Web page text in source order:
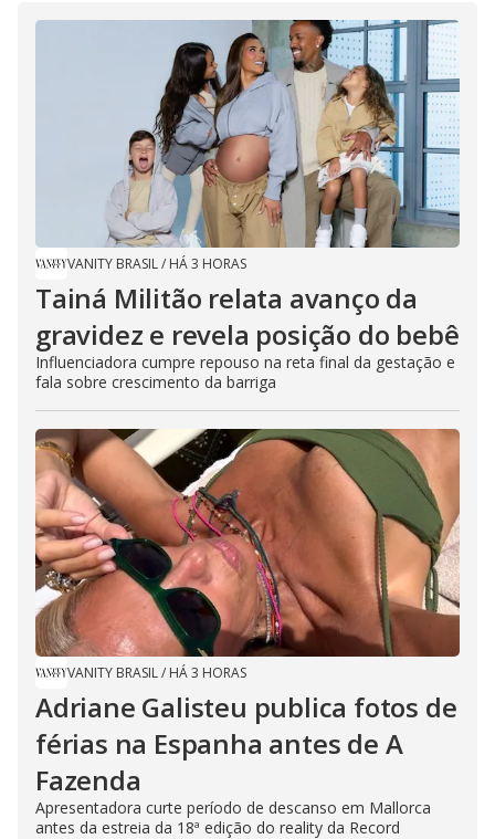
VANITY BRASIL/ HÁ 3 HORAS
Tainá Militão relata avanço da
gravidez e revela posição do bebê
Influenciadora cumpre repouso na reta final da gestação e
fala sobre crescimento da barriga
VANITY BRASIL/ HÁ 3 HORAS
Adriane Galisteu publica fotos de
férias na Espanha antes de A
Fazenda
Apresentadora curte período de descanso em Mallorca
antes da estreia da 18ª edição do reality da Record